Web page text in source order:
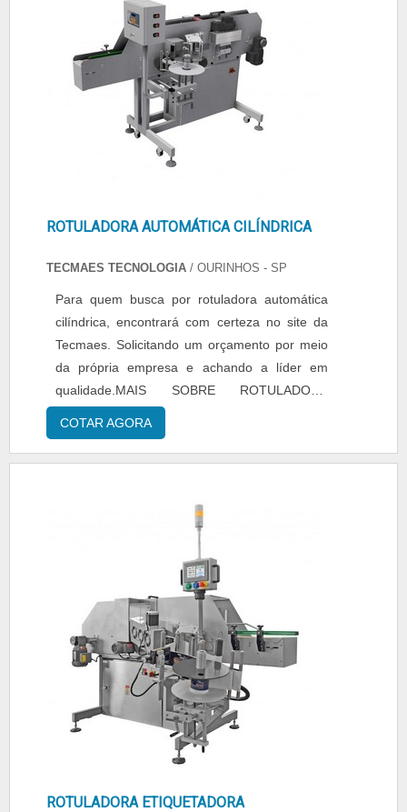
ROTULADORA AUTOMÁTICA CILÍNDRICA
TECMAES TECNOLOGIA / OURINHOS - SP
Para quem busca por rotuladora automática
cilíndrica, encontrará com certeza no site da
Tecmaes. Solicitando um orçamento por meio
da própria empresa e achando a líder em
qualidade.MAIS SOBRE ROTULADORA
AUTOMÁTICA CILÍNDRICASe alguém busca
por rotuladora automática cilíndrica em uma
know-how em fitas teflon para seladoras e
seladoras de caixas, oferecendo sem...
COTAR AGORA
ROTULADORA ETIQUETADORA